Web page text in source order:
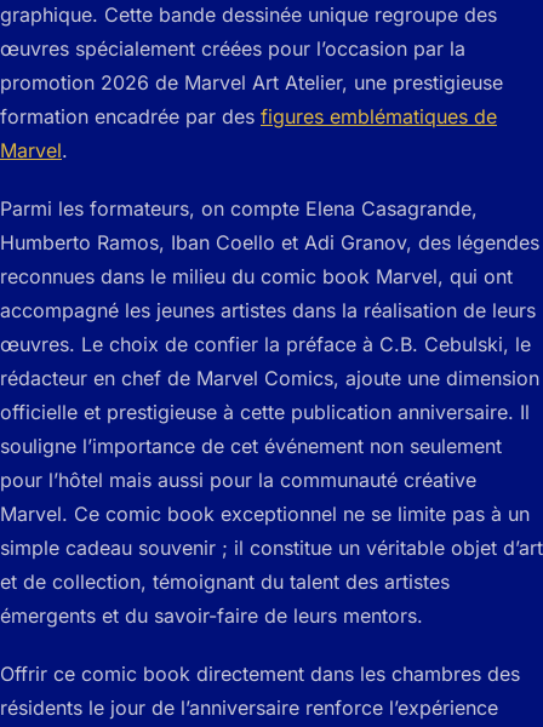
graphique. Cette bande dessinée unique regroupe des
œuvres spécialement créées pour l’occasion par la
promotion 2026 de Marvel Art Atelier, une prestigieuse
formation encadrée par des figures emblématiques de
Marvel.
Parmi les formateurs, on compte Elena Casagrande,
Humberto Ramos, Iban Coello et Adi Granov, des légendes
reconnues dans le milieu du comic book Marvel, qui ont
accompagné les jeunes artistes dans la réalisation de leurs
œuvres. Le choix de confier la préface à C.B. Cebulski, le
rédacteur en chef de Marvel Comics, ajoute une dimension
officielle et prestigieuse à cette publication anniversaire. Il
souligne l’importance de cet événement non seulement
pour l’hôtel mais aussi pour la communauté créative
Marvel. Ce comic book exceptionnel ne se limite pas à un
simple cadeau souvenir ; il constitue un véritable objet d’art
et de collection, témoignant du talent des artistes
émergents et du savoir-faire de leurs mentors.
Offrir ce comic book directement dans les chambres des
résidents le jour de l’anniversaire renforce l’expérience